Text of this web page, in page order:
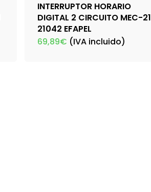
INTERRUPTOR HORARIO
DIGITAL 2 CIRCUITO MEC-21
21042 EFAPEL
69,89€ (IVA incluido)